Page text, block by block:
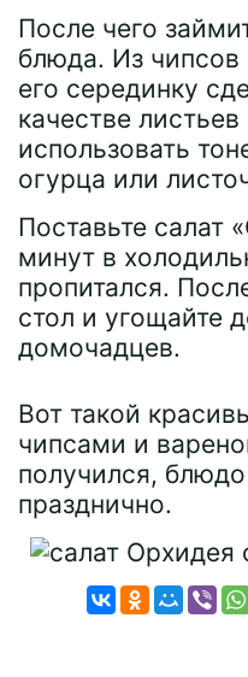
После чего
блюда. Из чипсов
его серединку
качестве
использовать
огурца или
Поставьте салат
минут в
пропитался.
стол и угощайте
домочадцев.
Вот такой
чипсами и
получился,
празднично.